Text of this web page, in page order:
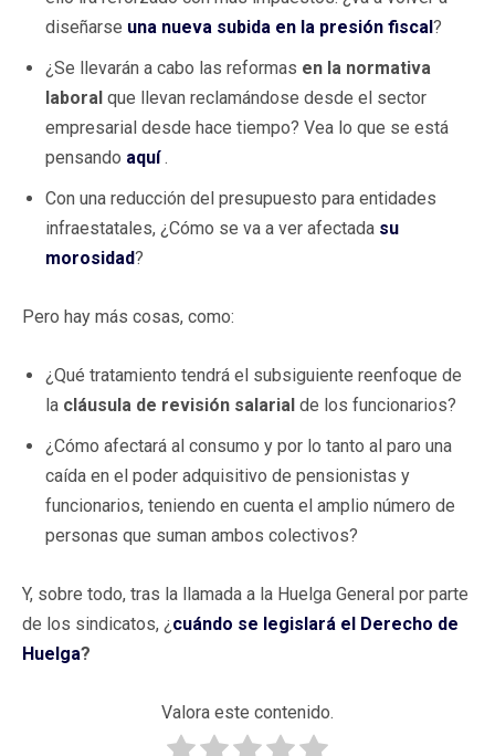
diseñarse una nueva subida en la presión fiscal?
¿Se llevarán a cabo las reformas en la normativa
laboral que llevan reclamándose desde el sector
empresarial desde hace tiempo? Vea lo que se está
pensando aquí .
Con una reducción del presupuesto para entidades
infraestatales, ¿Cómo se va a ver afectada su
morosidad?
Pero hay más cosas, como:
¿Qué tratamiento tendrá el subsiguiente reenfoque de
la cláusula de revisión salarial de los funcionarios?
¿Cómo afectará al consumo y por lo tanto al paro una
caída en el poder adquisitivo de pensionistas y
funcionarios, teniendo en cuenta el amplio número de
personas que suman ambos colectivos?
Y, sobre todo, tras la llamada a la Huelga General por parte
de los sindicatos, ¿ cuándo se legislará el Derecho de
Huelga?
Valora este contenido.